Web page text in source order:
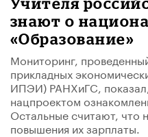
знают о
«Образование»
Мониторинг,
прикладных
ИПЭИ) РАНХиГС,
нацпроектом
Остальные считают, что
повышения их зарплаты.